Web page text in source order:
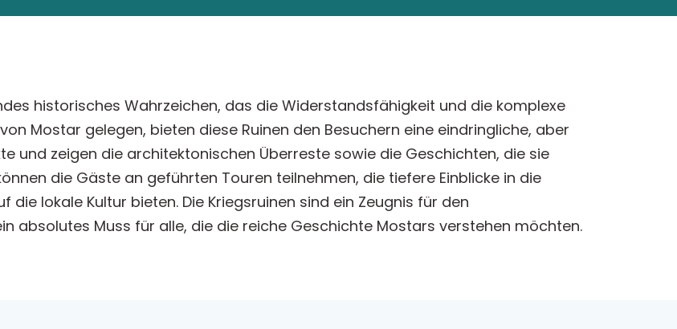
historisches Wahrzeichen, das die Widerstandsfähigkeit und die komplexe
Mostar gelegen, bieten diese Ruinen den Besuchern eine eindringliche, aber
und zeigen die architektonischen Überreste sowie die Geschichten, die sie
die Gäste an geführten Touren teilnehmen, die tiefere Einblicke in die
die lokale Kultur bieten. Die Kriegsruinen sind ein Zeugnis für den
absolutes Muss für alle, die die reiche Geschichte Mostars verstehen möchten.